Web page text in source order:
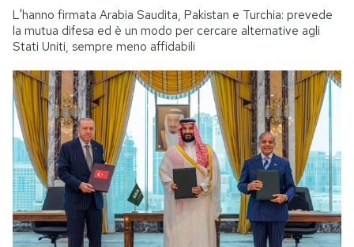
L'hanno firmata Arabia Saudita, Pakistan e Turchia: prevede
la mutua difesa ed è un modo per cercare alternative agli
Stati Uniti, sempre meno affidabili